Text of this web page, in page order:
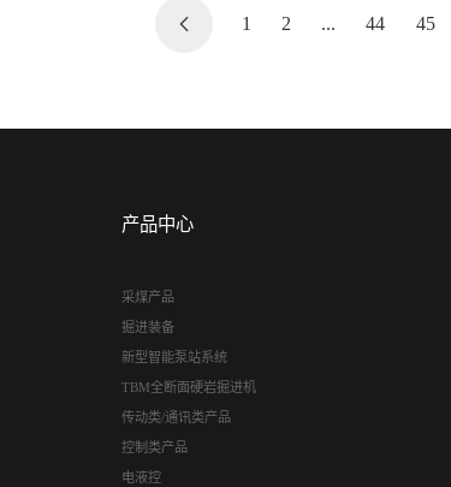
1 2 ... 44 45
产品中心
采煤产品
掘进装备
新型智能泵站系统
TBM全断面硬岩掘进机
传动类/通讯类产品
控制类产品
电液控